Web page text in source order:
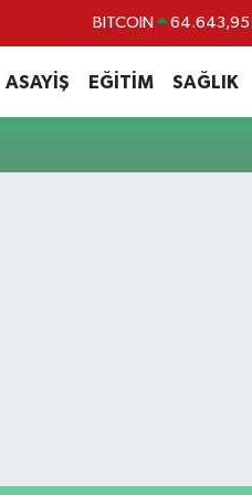
BITCOIN 64.643,95
ASAYİŞ EĞİTİM SAĞLIK